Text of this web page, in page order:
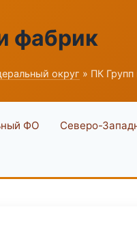
фабрик
округ » ПК
ФО Северо-